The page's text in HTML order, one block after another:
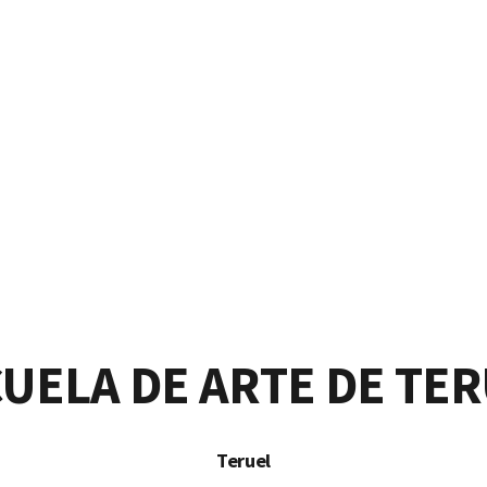
DE ARTE DE
Teruel